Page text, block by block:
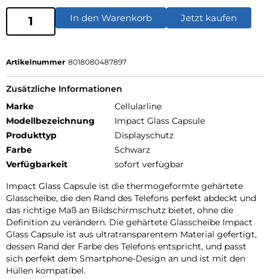
In den Warenkorb Jetzt kaufen
Artikelnummer 8018080487897
Zusätzliche Informationen
Marke
Cellularline
Modellbezeichnung
Impact Glass Capsule
Produkttyp
Displayschutz
Farbe
Schwarz
Verfügbarkeit
sofort verfügbar
Impact Glass Capsule ist die thermogeformte gehärtete
Glasscheibe, die den Rand des Telefons perfekt abdeckt und
das richtige Maß an Bildschirmschutz bietet, ohne die
Definition zu verändern. Die gehärtete Glasscheibe Impact
Glass Capsule ist aus ultratransparentem Material gefertigt,
dessen Rand der Farbe des Telefons entspricht, und passt
sich perfekt dem Smartphone-Design an und ist mit den
Hüllen kompatibel.